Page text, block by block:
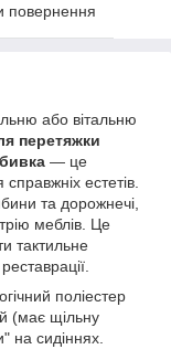
повернення
або вітальню
перетяжки
— це
естетів.
та дорожнечі,
меблів. Це
тактильне
поліестер
(має щільну
на сидіннях.